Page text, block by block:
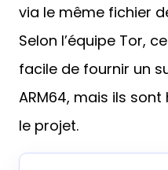
via le même fichier
Selon l’équipe Tor,
facile de fournir un
ARM64, mais ils
le projet.